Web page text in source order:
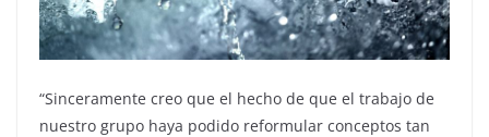
“Sinceramente creo que el hecho de que el trabajo de
nuestro grupo haya podido reformular conceptos tan